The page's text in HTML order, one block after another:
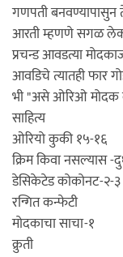
गणपती बनवण्यापासुन
आरती म्हणणे सगळ
प्रचन्ड आवडत्या
आवडिचे त्यातही फार
भी "असे ओरिओ मोदक
साहित्य
ओरियो कुकी १५-१६
क्रिम किवा नसल्यास
डेसिकेटेड कोकोनट-२-
रन्गित कन्फेटी
मोदकाचा साचा-१
क्रुती